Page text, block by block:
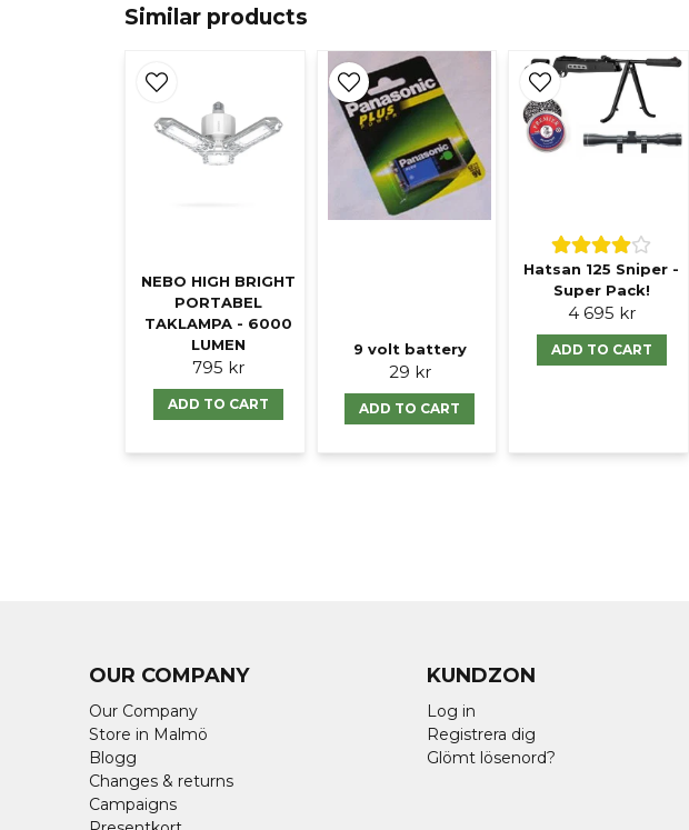
Similar products
NEBO HIGH BRIGHT
PORTABEL
TAKLAMPA - 6000
LUMEN
795 kr
ADD TO CART
9 volt battery
29 kr
ADD TO CART
Hatsan 125 Sniper -
Super Pack!
4 695 kr
ADD TO CART
OUR COMPANY
Our Company
Store in Malmö
Blogg
Changes & returns
Campaigns
KUNDZON
Log in
Registrera dig
Glömt lösenord?